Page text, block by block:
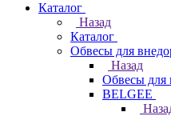
Каталог
Назад
Каталог
Обвесы для
Назад
Обвесы для
BELGEE